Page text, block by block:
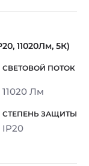
11020Лм, 5К)
11020 Лм
IP20